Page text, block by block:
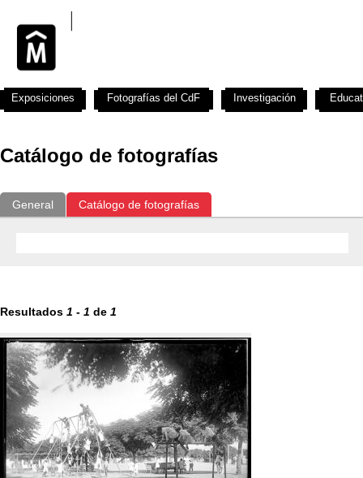
Catálogo de fotografías
General Catálogo de fotografías
Resultados 1 - 1 de 1
Exposiciones Fotografías del CdF Investigación